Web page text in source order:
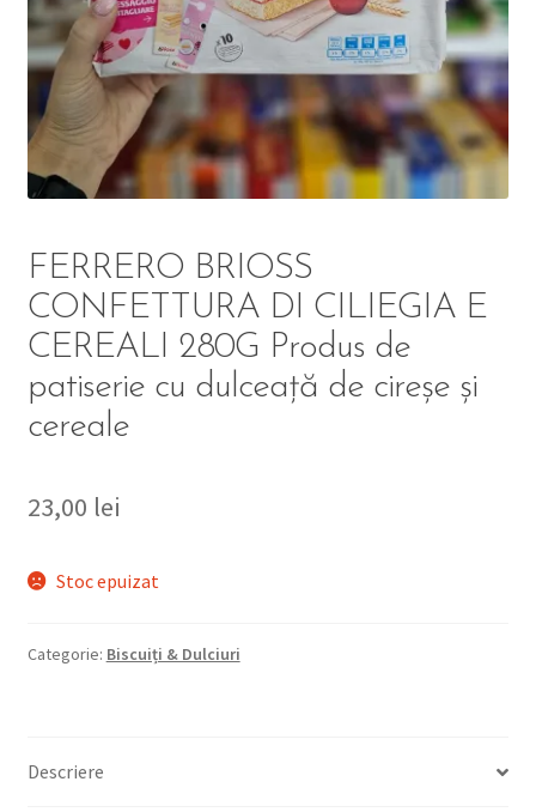
DETERGENT
SOLUȚII CURĂȚENIE
ÎNGRIJIRE
PERSONALĂ
TROLERE
ARTICOLE VOIAJ
FERRERO BRIOSS
CONFETTURA DI CILIEGIA E
CEREALI 280G Produs de
patiserie cu dulceață de cireșe și
cereale
23,00 lei
Stoc epuizat
Categorie: Biscuiți & Dulciuri
Descriere